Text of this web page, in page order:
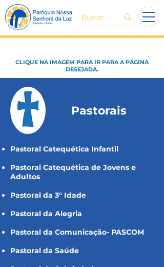
CLIQUE NA IMAGEM PARA IR PARA A PÁGINA
DESEJADA.
Pastorais
Pastoral Catequética Infantil
Pastoral Catequética de Jovens e
Adultos
Pastoral da 3° Idade
Pastoral da Alegria
Pastoral da Comunicação- PASCOM
Pastoral da Saúde